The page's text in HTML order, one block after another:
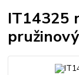
IT14325